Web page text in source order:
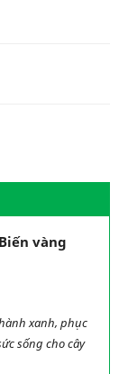
vàng
xanh, phục
sống cho cây